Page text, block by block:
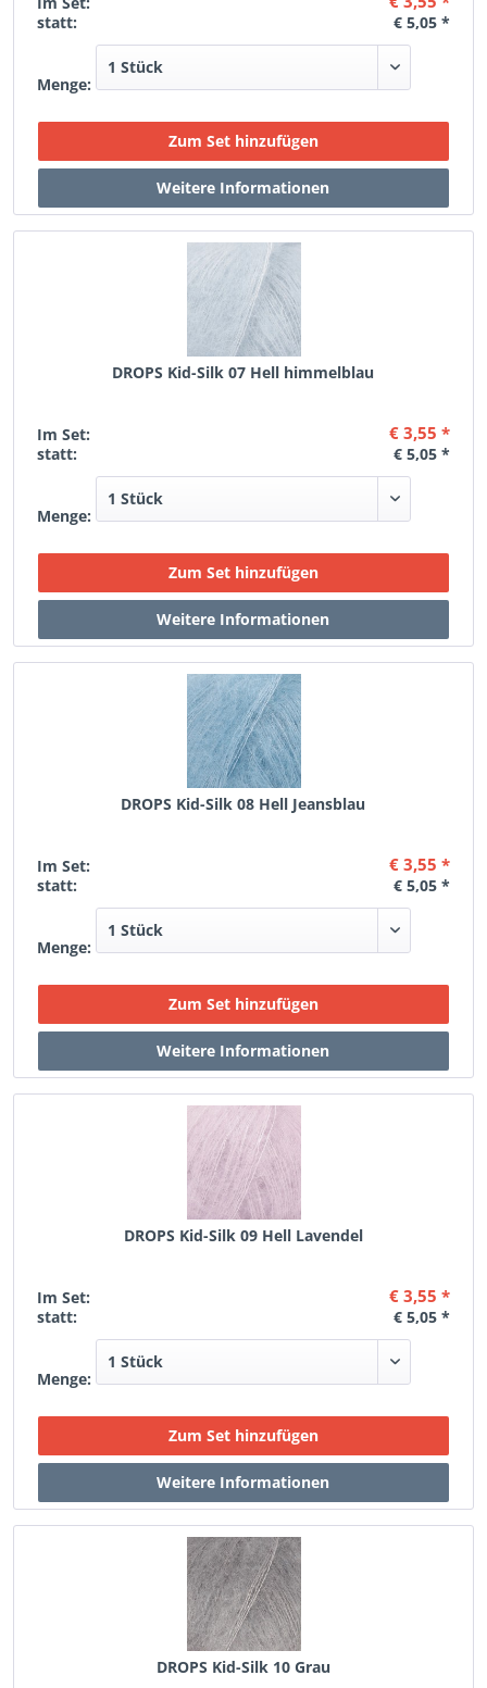
statt: € 5,05 *
Menge:
DROPS Kid-Silk 07 Hell himmelblau
Im Set: € 3,55 *
statt: € 5,05 *
Menge:
DROPS Kid-Silk 08 Hell Jeansblau
Im Set: € 3,55 *
statt: € 5,05 *
Menge:
DROPS Kid-Silk 09 Hell Lavendel
Im Set: € 3,55 *
statt: € 5,05 *
Menge:
DROPS Kid-Silk 10 Grau